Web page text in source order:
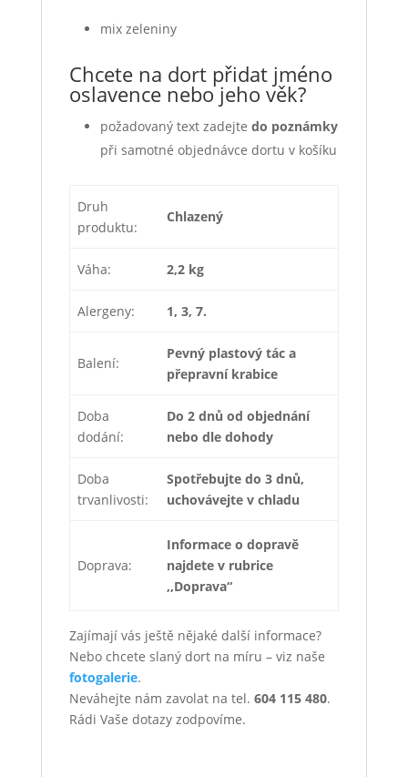
mix zeleniny
Chcete na dort přidat jméno
oslavence nebo jeho věk?
požadovaný text zadejte do poznámky
při samotné objednávce dortu v košíku
Druh
produktu:
Chlazený
Váha: 2,2 kg
Alergeny: 1, 3, 7.
Balení:
Pevný plastový tác a
přepravní krabice
Doba
dodání:
Do 2 dnů od objednání
nebo dle dohody
Doba
trvanlivosti:
Spotřebujte do 3 dnů,
uchovávejte v chladu
Doprava:
Informace o dopravě
najdete v rubrice
,,Doprava“
Zajímají vás ještě nějaké další informace?
Nebo chcete slaný dort na míru – viz naše
fotogalerie.
Neváhejte nám zavolat na tel. 604 115 480.
Rádi Vaše dotazy zodpovíme.